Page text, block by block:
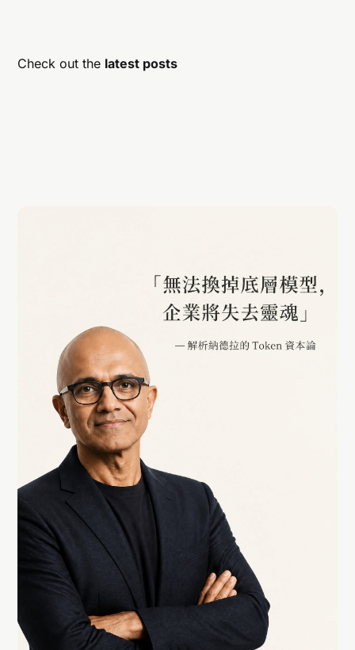
Check out the latest posts